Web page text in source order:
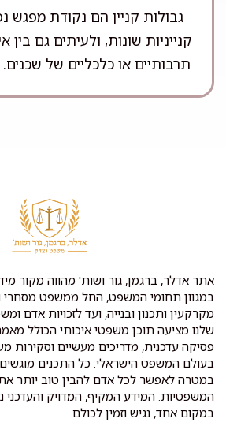
גבולות קניין הם נקודת מפגש
קנייניות שונות, ולעיתים גם בין
תרבותיים או כלכליים של
אתר אדלר, ברגמן, גור ושות' מהווה מקור
במגוון תחומי המשפט, החל ממשפט מסחרי
מקרקעין ותכנון ובנייה, ועד לזכויות אדם
שלנו מציעה תוכן משפטי איכותי הכולל
פסיקה עדכנית, מדריכים מעשיים וסקירות
בעולם המשפט הישראלי. כל התכנים
במטרה לאפשר לכל אדם להבין טוב יותר את
המשפטיות. המידע המקיף, המדויק
במקום אחד, נגיש וזמין לכולם.